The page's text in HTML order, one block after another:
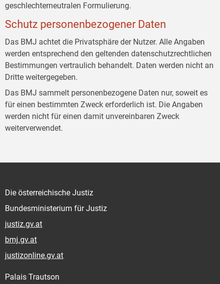
geschlechterneutralen Formulierung.
Schutz personenbezogener Daten
Das BMJ achtet die Privatsphäre der Nutzer. Alle Angaben
werden entsprechend den geltenden datenschutzrechtlichen
Bestimmungen vertraulich behandelt. Daten werden nicht an
Dritte weitergegeben.
Das BMJ sammelt personenbezogene Daten nur, soweit es
für einen bestimmten Zweck erforderlich ist. Die Angaben
werden nicht für einen damit unvereinbaren Zweck
weiterverwendet.
Die österreichische Justiz
Bundesministerium für Justiz
justiz.gv.at
bmj.gv.at
justizonline.gv.at
Palais Trautson